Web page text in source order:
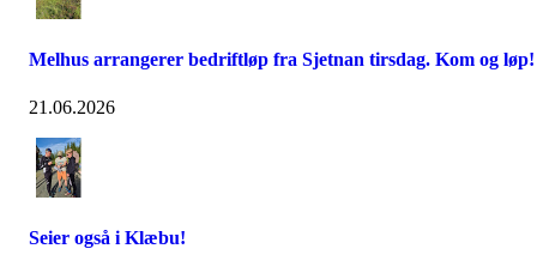
Melhus arrangerer bedriftløp fra Sjetnan tirsdag. Kom og løp!
21.06.2026
Seier også i Klæbu!